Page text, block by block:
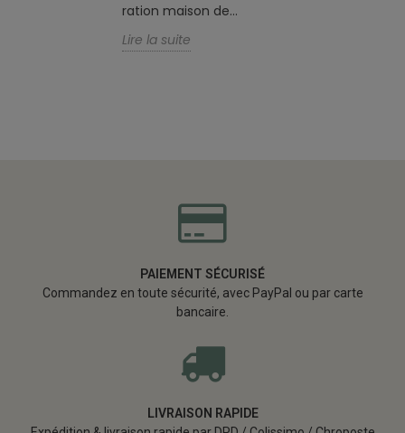
ration maison de...
Lire la suite
PAIEMENT SÉCURISÉ
Commandez en toute sécurité, avec PayPal ou par carte
bancaire.
LIVRAISON RAPIDE